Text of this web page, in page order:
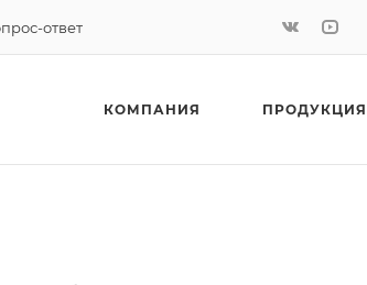
ответ
КОМПАНИЯ ПРОДУКЦИЯ